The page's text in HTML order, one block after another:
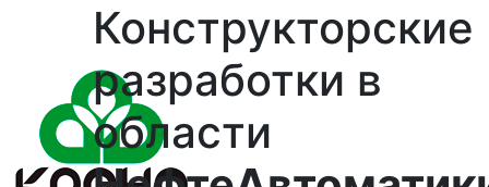
Конструкторские
разработки в
области